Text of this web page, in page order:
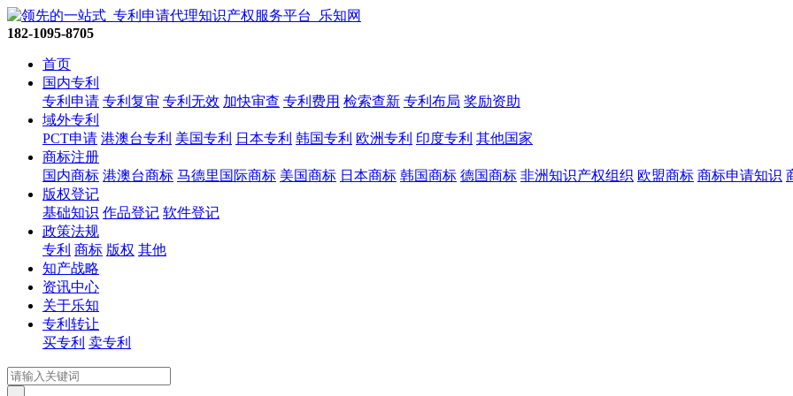
182-1095-8705
首页
国内专利
专利申请 专利复审 专利无效 加快审查 专利费用 检索查新 专利布局 奖励资助
域外专利
PCT申请 港澳台专利 美国专利 日本专利 韩国专利 欧洲专利 印度专利 其他国家
商标注册
国内商标 港澳台商标 马德里国际商标 美国商标 日本商标 韩国商标 德国商标 非洲知识产权组织 欧盟商标 商标申请知识
版权登记
基础知识 作品登记 软件登记
政策法规
专利 商标 版权 其他
知产战略
资讯中心
关于乐知
专利转让
买专利 卖专利